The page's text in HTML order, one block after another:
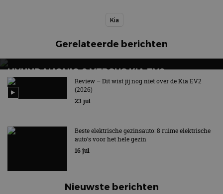
Kia
Gerelateerde berichten
HYUNDAI IONIQ 9 VERSUS KIA EV9:
ELEKTRISCHE ZEVENZITTERS VERGELEKEN
Review – Dit wist jij nog niet over de Kia EV2
(2026)
23 jul
Beste elektrische gezinsauto: 8 ruime elektrische
auto’s voor het hele gezin
16 jul
Nieuwste berichten